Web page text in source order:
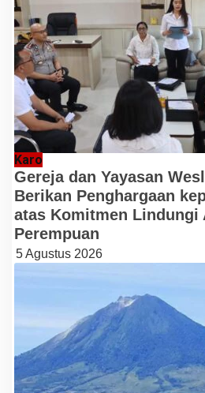
Karo
Gereja dan Yayasan
Berikan Penghargaan
atas Komitmen Lindungi
Perempuan
5 Agustus 2026